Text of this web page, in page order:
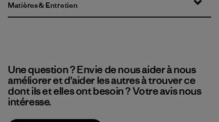
Matières & Entretien
Une question ? Envie de nous aider à nous
améliorer et d’aider les autres à trouver ce
dont ils et elles ont besoin ? Votre avis nous
intéresse.